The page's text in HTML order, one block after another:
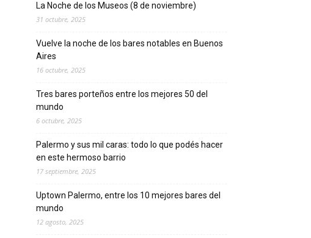
La Noche de los Museos (8 de noviembre)
31 octubre, 2025
Vuelve la noche de los bares notables en Buenos
Aires
16 octubre, 2025
Tres bares porteños entre los mejores 50 del
mundo
6 octubre, 2025
Palermo y sus mil caras: todo lo que podés hacer
en este hermoso barrio
17 septiembre, 2025
Uptown Palermo, entre los 10 mejores bares del
mundo
12 agosto, 2025